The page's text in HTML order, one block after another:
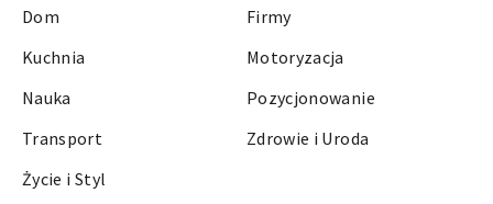
Dom
Firmy
Kuchnia
Motoryzacja
Nauka
Pozycjonowanie
Transport
Zdrowie i Uroda
Życie i Styl